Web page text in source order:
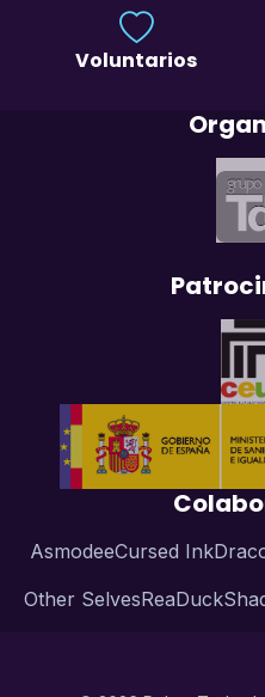
Voluntarios
AsmodeeCursed Ink
Other SelvesReaDuck